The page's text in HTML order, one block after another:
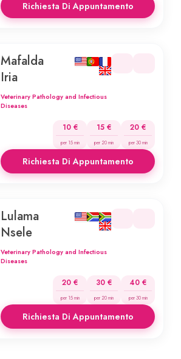
Richiesta Di Appuntamento
Mafalda
Iria
Veterinary Pathology and Infectious
Diseases
10 €
per 15 min
15 €
per 20 min
20 €
per 30 min
Richiesta Di Appuntamento
Lulama
Nsele
Veterinary Pathology and Infectious
Diseases
20 €
per 15 min
30 €
per 20 min
40 €
per 30 min
Richiesta Di Appuntamento